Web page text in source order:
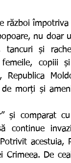
nu doar
tancuri și
femeile, copiii
Republica
morți și
continue
acestuia,
Crimeea. De